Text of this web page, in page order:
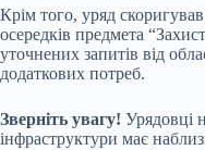
Крім того, уряд
осередків предмета
уточнених запитів від
додаткових потреб.
Зверніть увагу! Урядовці
інфраструктури має